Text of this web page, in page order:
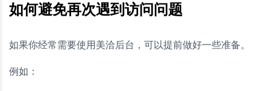
如何避免再次遇到访问问题
如果你经常需要使用美洽后台，可以提前做好一些准备。
例如：